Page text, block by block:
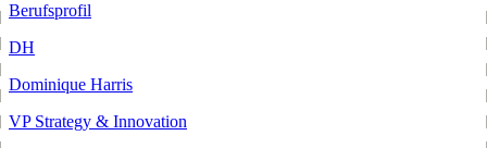
Berufsprofil
DH
Dominique Harris
VP Strategy & Innovation